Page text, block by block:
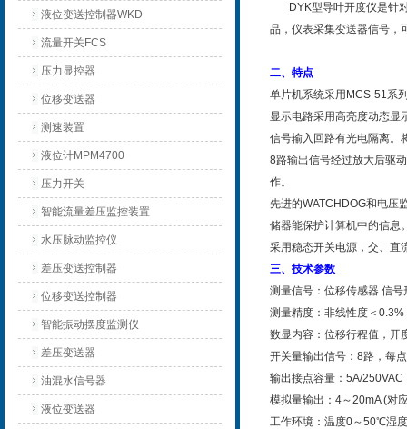
液位变送控制器WKD
流量开关FCS
压力显控器
位移变送器
测速装置
液位计MPM4700
压力开关
智能流量差压监控装置
水压脉动监控仪
差压变送控制器
位移变送控制器
智能振动摆度监测仪
差压变送器
油混水信号器
液位变送器
DYK型导叶开度仪是针对
品，仪表采集变送器信号，
二、特点
单片机系统采用MCS-51系
显示电路采用高亮度动态显
信号输入回路有光电隔离。
8路输出信号经过放大后驱
作。
先进的WATCHDOG和电压
储器能保护计算机中的信息
采用稳态开关电源，交、直
三、技术参数
测量信号：位移传感器 信
测量精度：非线性度＜0.3%
数显内容：位移行程值，开
开关量输出信号：8路，每
输出接点容量：5A/
模拟量输出：4～20mA (对
工作环境：温度0～50℃湿